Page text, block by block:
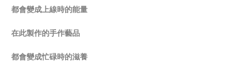
都會變成上線時的能量
在此製作的手作藝品
都會變成忙碌時的滋養